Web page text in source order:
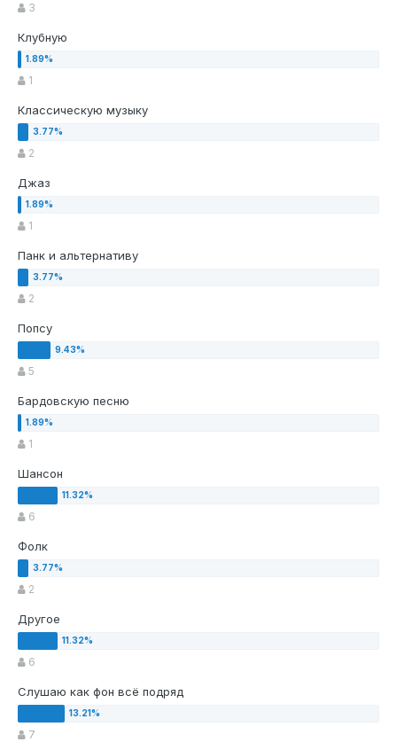
3
Клубную
1
Классическую музыку
2
Джаз
1
Панк и альтернативу
2
Попсу
5
Бардовскую песню
1
Шансон
6
Фолк
2
Другое
6
Слушаю как фон всё подряд
7